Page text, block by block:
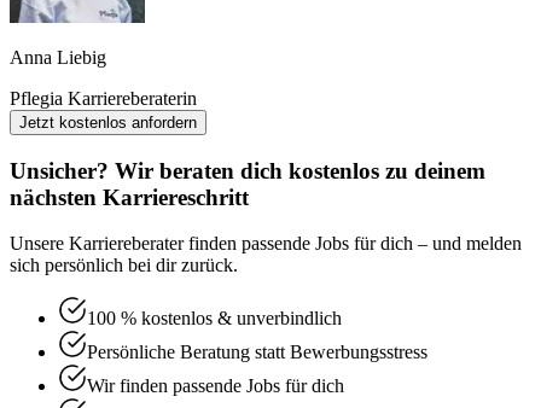
Anna Liebig
Pflegia Karriereberaterin
Jetzt kostenlos anfordern
Unsicher? Wir beraten dich kostenlos zu deinem
nächsten Karriereschritt
Unsere Karriereberater finden passende Jobs für dich – und melden
sich persönlich bei dir zurück.
100 % kostenlos & unverbindlich
Persönliche Beratung statt Bewerbungsstress
Wir finden passende Jobs für dich